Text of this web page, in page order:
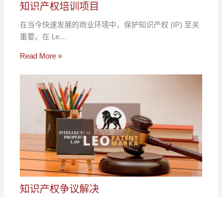
知识产权培训项目
在当今快速发展的商业环境中，保护知识产权 (IP) 至关
重要。在 Le…
Read More »
知识产权争议解决